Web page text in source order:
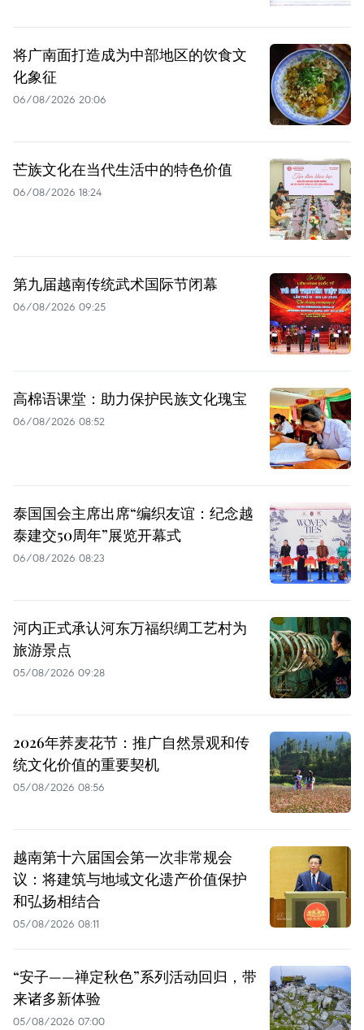
将广南面打造成为中部地区的饮食文
化象征
06/08/2026 20:06
芒族文化在当代生活中的特色价值
06/08/2026 18:24
第九届越南传统武术国际节闭幕
06/08/2026 09:25
高棉语课堂：助力保护民族文化瑰宝
06/08/2026 08:52
泰国国会主席出席“编织友谊：纪念越
泰建交50周年”展览开幕式
06/08/2026 08:23
河内正式承认河东万福织绸工艺村为
旅游景点
05/08/2026 09:28
2026年荞麦花节：推广自然景观和传
统文化价值的重要契机
05/08/2026 08:56
越南第十六届国会第一次非常规会
议：将建筑与地域文化遗产价值保护
和弘扬相结合
05/08/2026 08:11
“安子——禅定秋色”系列活动回归，带
来诸多新体验
05/08/2026 07:00